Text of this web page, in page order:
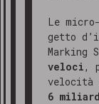
Le
getto
Marking
veloci,
velocità
6